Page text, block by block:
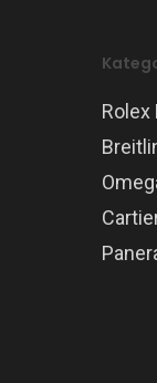
Rolex